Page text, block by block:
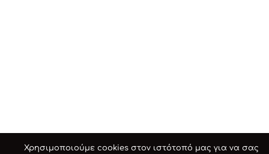
Χρησιμοποιούμε cookies στον ιστότοπό μας για να σας